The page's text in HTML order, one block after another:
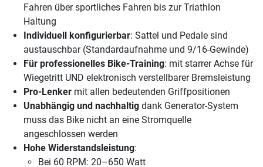
Fahren über sportliches Fahren bis zur Triathlon
Haltung
Individuell konfigurierbar: Sattel und Pedale sind
austauschbar (Standardaufnahme und 9/16-Gewinde)
Für professionelles Bike-Training: mit starrer Achse für
Wiegetritt UND elektronisch verstellbarer Bremsleistung
Pro-Lenker mit allen bedeutenden Griffpositionen
Unabhängig und nachhaltig dank Generator-System
muss das Bike nicht an eine Stromquelle
angeschlossen werden
Hohe Widerstandsleistung:
Bei 60 RPM: 20–650 Watt